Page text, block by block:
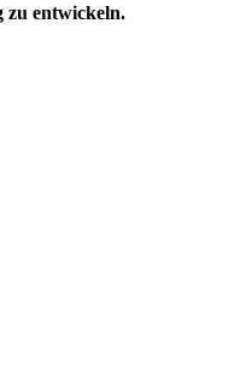
zu entwickeln.